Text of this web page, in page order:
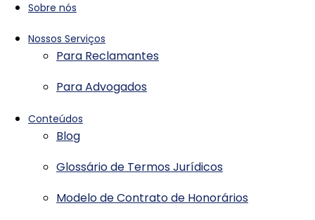
Sobre nós
Nossos Serviços
Para Reclamantes
Para Advogados
Conteúdos
Blog
Glossário de Termos Jurídicos
Modelo de Contrato de Honorários